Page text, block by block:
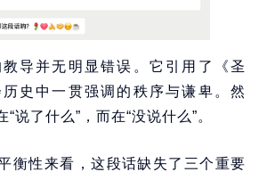
导并无明显错误。它引用了《圣
史中一贯强调的秩序与谦卑。然
说了什么”，而在“没说什么”。
衡性来看，这段话缺失了三个重要